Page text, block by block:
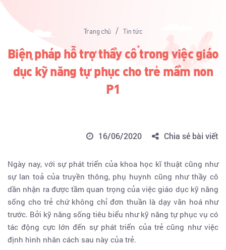
Trang chủ / Tin tức
Biện pháp hỗ trợ thầy cô trong việc giáo
dục kỹ năng tự phục cho trẻ mầm non
P1
16/06/2020 Chia sẻ bài viết
Ngày nay, với sự phát triển của khoa học kĩ thuật cũng như
sự lan toả của truyền thông, phụ huynh cũng như thầy cô
dần nhận ra được tầm quan trọng của việc giáo dục kỹ năng
sống cho trẻ chứ không chỉ đơn thuần là dạy văn hoá như
trước. Bởi kỹ năng sống tiêu biểu như kỹ năng tự phục vụ có
tác động cực lớn đến sự phát triển của trẻ cũng như việc
định hình nhân cách sau này của trẻ.